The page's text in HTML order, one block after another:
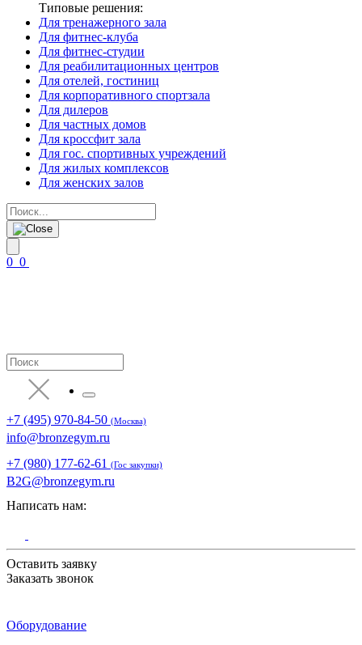
Типовые решения:
Для тренажерного зала
Для фитнес-клуба
Для фитнес-студии
Для реабилитационных центров
Для отелей, гостиниц
Для корпоративного спортзала
Для дилеров
Для частных домов
Для кроссфит зала
Для гос. спортивных учреждений
Для жилых комплексов
Для женских залов
0 0
+7 (495) 970-84-50 (Москва)
info@bronzegym.ru
+7 (980) 177-62-61 (Гос закупки)
B2G@bronzegym.ru
Написать нам:
Оставить заявку
Заказать звонок
Оборудование